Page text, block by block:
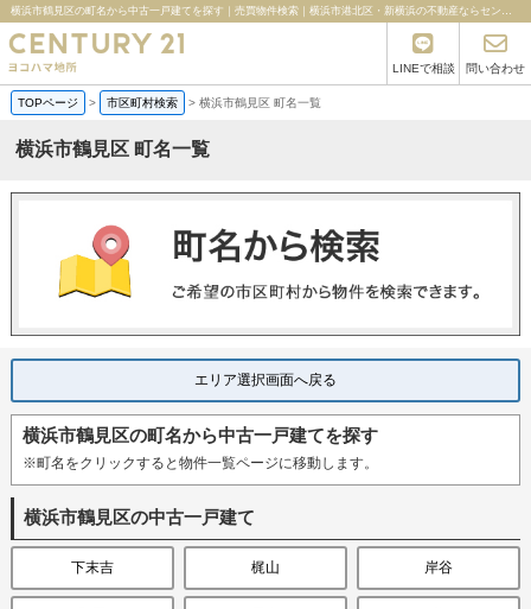
横浜市鶴見区の町名から中古一戸建てを探す｜売買物件検索｜横浜市港北区・新横浜の不動産ならセンチュリー21ヨコハマ地所
LINEで相談 問い合わせ
TOPページ > 市区町村検索 > 横浜市鶴見区 町名一覧
横浜市鶴見区 町名一覧
エリア選択画面へ戻る
横浜市鶴見区の町名から中古一戸建てを探す
※町名をクリックすると物件一覧ページに移動します。
横浜市鶴見区の中古一戸建て
下末吉 梶山 岸谷